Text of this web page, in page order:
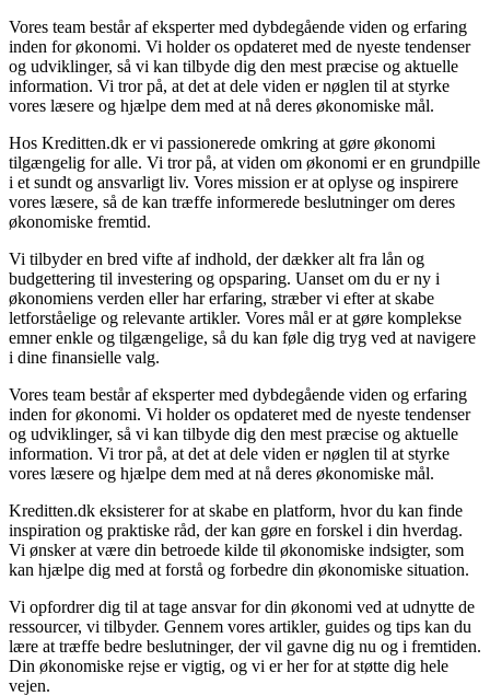
Vores team består af eksperter med dybdegående viden og erfaring
inden for økonomi. Vi holder os opdateret med de nyeste tendenser
og udviklinger, så vi kan tilbyde dig den mest præcise og aktuelle
information. Vi tror på, at det at dele viden er nøglen til at styrke
vores læsere og hjælpe dem med at nå deres økonomiske mål.
Hos Kreditten.dk er vi passionerede omkring at gøre økonomi
tilgængelig for alle. Vi tror på, at viden om økonomi er en grundpille
i et sundt og ansvarligt liv. Vores mission er at oplyse og inspirere
vores læsere, så de kan træffe informerede beslutninger om deres
økonomiske fremtid.
Vi tilbyder en bred vifte af indhold, der dækker alt fra lån og
budgettering til investering og opsparing. Uanset om du er ny i
økonomiens verden eller har erfaring, stræber vi efter at skabe
letforståelige og relevante artikler. Vores mål er at gøre komplekse
emner enkle og tilgængelige, så du kan føle dig tryg ved at navigere
i dine finansielle valg.
Vores team består af eksperter med dybdegående viden og erfaring
inden for økonomi. Vi holder os opdateret med de nyeste tendenser
og udviklinger, så vi kan tilbyde dig den mest præcise og aktuelle
information. Vi tror på, at det at dele viden er nøglen til at styrke
vores læsere og hjælpe dem med at nå deres økonomiske mål.
Kreditten.dk eksisterer for at skabe en platform, hvor du kan finde
inspiration og praktiske råd, der kan gøre en forskel i din hverdag.
Vi ønsker at være din betroede kilde til økonomiske indsigter, som
kan hjælpe dig med at forstå og forbedre din økonomiske situation.
Vi opfordrer dig til at tage ansvar for din økonomi ved at udnytte de
ressourcer, vi tilbyder. Gennem vores artikler, guides og tips kan du
lære at træffe bedre beslutninger, der vil gavne dig nu og i fremtiden.
Din økonomiske rejse er vigtig, og vi er her for at støtte dig hele
vejen.